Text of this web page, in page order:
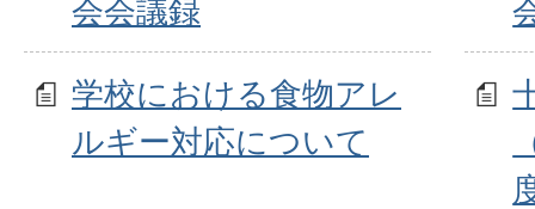
会会議録
学校における食物アレ
ルギー対応について